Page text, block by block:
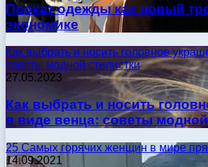
Прокат одежды как новый
экономике
Как выбрать и носить головное
советы модной стилистки
27.05.2023
Как выбрать и носить
в виде венца: советы
25 Самых горячих женщин в мире
14.09.2021